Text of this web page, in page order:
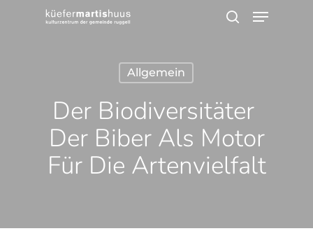
Menu
Allgemein
Der Biodiversitäter 
Der Biber Als Motor
Für Die Artenvielfalt